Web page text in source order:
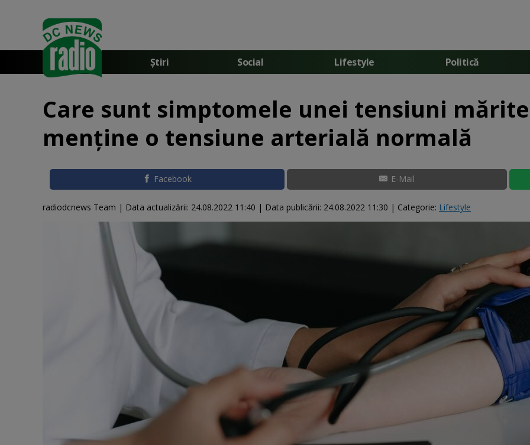
Știri Social Lifestyle Politică
Care sunt simptomele unei tensiuni
menține o tensiune arterială normală
Facebook E-Mail
radiodcnews Team | Data actualizării: 24.08.2022 11:40 | Data publicării: 24.08.2022 11:30 | Categorie: Lifestyle